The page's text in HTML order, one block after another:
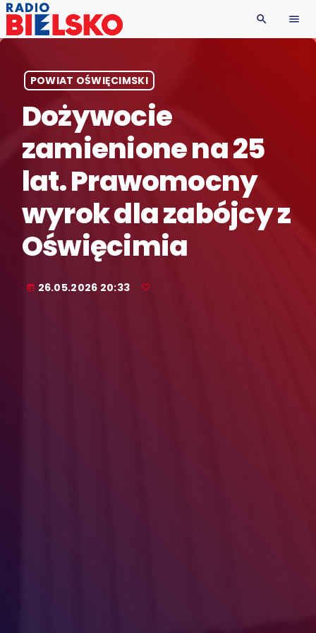
search menu
POWIAT OŚWIĘCIMSKI
Dożywocie
zamienione na 25
lat. Prawomocny
wyrok dla zabójcy z
Oświęcimia
today 26.05.2026 20:33